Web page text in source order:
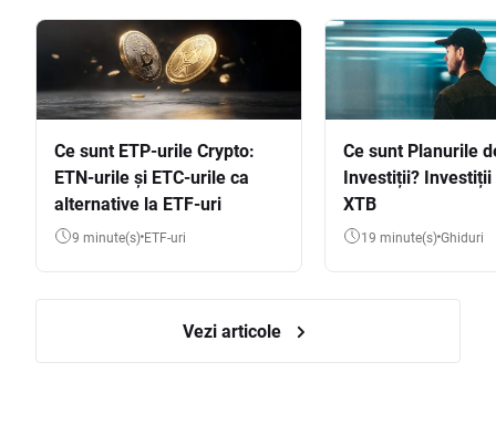
Ce sunt ETP-urile Crypto:
ETN-urile și ETC-urile ca
alternative la ETF-uri
9 minute(s) ETF-uri
Ce sunt Planurile
Investiții? Investiții
XTB
19 minute(s) Ghiduri
Vezi articole